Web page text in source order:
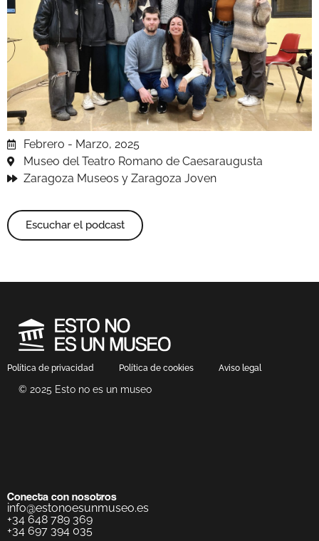
Febrero - Marzo, 2025
Museo del Teatro Romano de Caesaraugusta
Zaragoza Museos y Zaragoza Joven
Escuchar el podcast
Política de privacidad Política de cookies Aviso legal
© 2025 Esto no es un museo
Conecta con nosotros
info@estonoesunmuseo.es
+34 648 789 369
+34 697 394 035